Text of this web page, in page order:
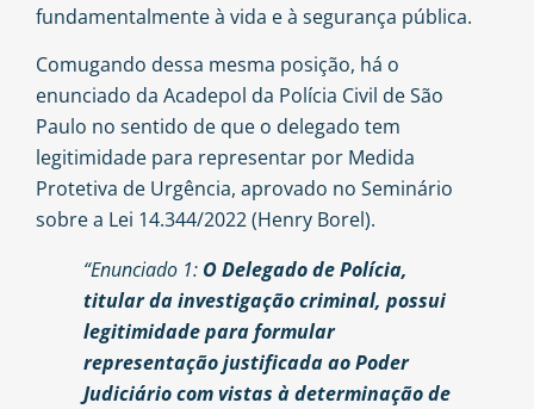
fundamentalmente à vida e à segurança pública.
Comugando dessa mesma posição, há o
enunciado da Acadepol da Polícia Civil de São
Paulo no sentido de que o delegado tem
legitimidade para representar por Medida
Protetiva de Urgência, aprovado no Seminário
sobre a Lei 14.344/2022 (Henry Borel).
“Enunciado 1: O Delegado de Polícia,
titular da investigação criminal, possui
legitimidade para formular
representação justificada ao Poder
Judiciário com vistas à determinação de